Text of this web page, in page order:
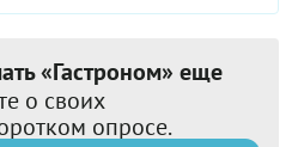
«Гастроном» еще
о своих
опросе.